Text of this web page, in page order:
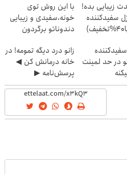
زیبایی بده!
سفیدکننده
با این روش توی
خونه،سفیدی و زیبایی
دندوناتو برگردون
در حد لمینت
زانو درد دیگه تمومه! در
خانه درمانش کن ◀
پرسش‌نامه ▶